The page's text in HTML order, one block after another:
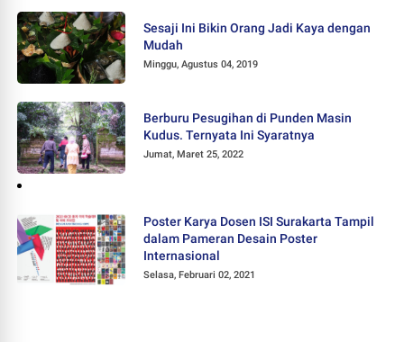
Sesaji Ini Bikin Orang Jadi Kaya dengan
Mudah
Minggu, Agustus 04, 2019
Berburu Pesugihan di Punden Masin
Kudus. Ternyata Ini Syaratnya
Jumat, Maret 25, 2022
Poster Karya Dosen ISI Surakarta Tampil
dalam Pameran Desain Poster
Internasional
Selasa, Februari 02, 2021